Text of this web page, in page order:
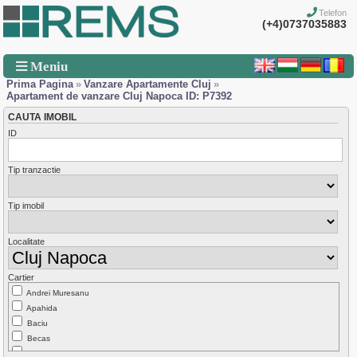
Telefon
(+4)0737035883
Meniu
Prima Pagina » Vanzare Apartamente Cluj »
Apartament de vanzare Cluj Napoca ID: P7392
CAUTA IMOBIL
ID
Tip tranzactie
Tip imobil
Localitate
Cartier
Andrei Muresanu
Apahida
Baciu
Becas
Borhanci